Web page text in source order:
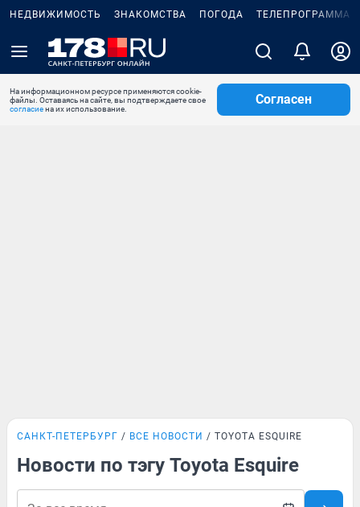
НЕДВИЖИМОСТЬ ЗНАКОМСТВА ПОГОДА ТЕЛЕПРОГРАММА
На информационном ресурсе применяются cookie-
файлы. Оставаясь на сайте, вы подтверждаете свое
согласиена их использование.
Согласен
САНКТ-ПЕТЕРБУРГ ВСЕ НОВОСТИ TOYOTA ESQUIRE
Новости по тэгу Toyota Esquire